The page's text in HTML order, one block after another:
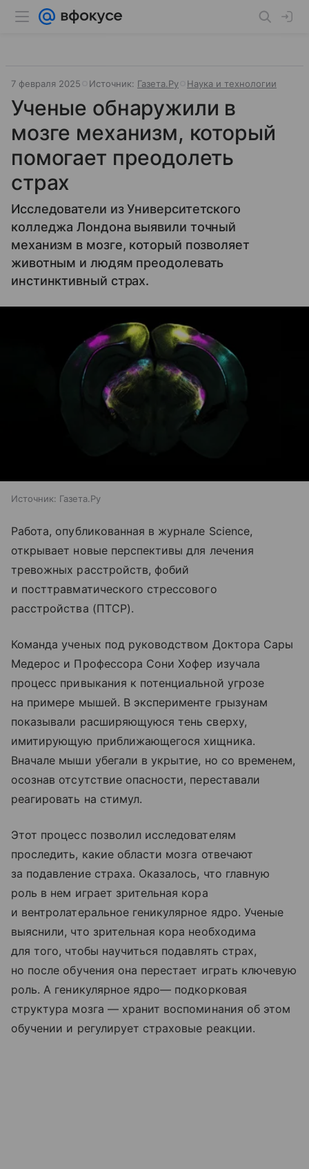
7 февраля 2025 Источник: Газета.Ру Наука и технологии
Ученые обнаружили в
мозге механизм, который
помогает преодолеть
страх
Исследователи из Университетского
колледжа Лондона выявили точный
механизм в мозге, который позволяет
животным и людям преодолевать
инстинктивный страх.
Источник: Газета.Ру
Работа, опубликованная в журнале Science,
открывает новые перспективы для лечения
тревожных расстройств, фобий
и посттравматического стрессового
расстройства (ПТСР).
Команда ученых под руководством Доктора Сары
Медерос и Профессора Сони Хофер изучала
процесс привыкания к потенциальной угрозе
на примере мышей. В эксперименте грызунам
показывали расширяющуюся тень сверху,
имитирующую приближающегося хищника.
Вначале мыши убегали в укрытие, но со временем,
осознав отсутствие опасности, переставали
реагировать на стимул.
Этот процесс позволил исследователям
проследить, какие области мозга отвечают
за подавление страха. Оказалось, что главную
роль в нем играет зрительная кора
и вентролатеральное геникулярное ядро. Ученые
выяснили, что зрительная кора необходима
для того, чтобы научиться подавлять страх,
но после обучения она перестает играть ключевую
роль. А геникулярное ядро— подкорковая
структура мозга — хранит воспоминания об этом
обучении и регулирует страховые реакции.